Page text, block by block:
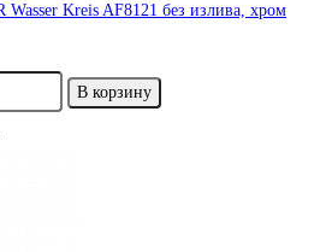
Kreis AF8121 без излива, хром
В корзину